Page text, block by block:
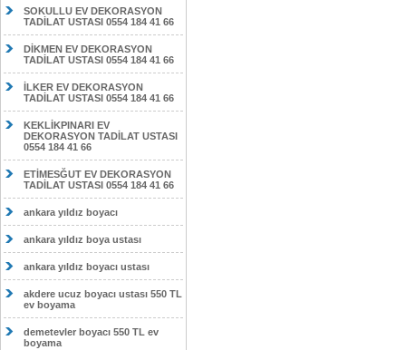
SOKULLU EV DEKORASYON
TADİLAT USTASI 0554 184 41 66
DİKMEN EV DEKORASYON
TADİLAT USTASI 0554 184 41 66
İLKER EV DEKORASYON
TADİLAT USTASI 0554 184 41 66
KEKLİKPINARI EV
DEKORASYON TADİLAT USTASI
0554 184 41 66
ETİMESĞUT EV DEKORASYON
TADİLAT USTASI 0554 184 41 66
ankara yıldız boyacı
ankara yıldız boya ustası
ankara yıldız boyacı ustası
akdere ucuz boyacı ustası 550 TL
ev boyama
demetevler boyacı 550 TL ev
boyama